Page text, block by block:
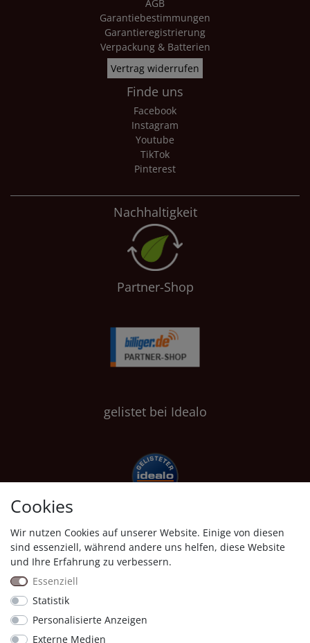
AGB
Garantiebestimmungen
Garantieregistrierung
Verpackung & Batterien
Vertrag widerrufen
Finde uns
Facebook
Instagram
Youtube
TikTok
Pinterest
Nachhaltigkeit
Partner-Shop
gelistet bei Idealo
Shopauskunft
Proven Expert
Cookies
Wir nutzen Cookies auf unserer Website. Einige von diesen
sind essenziell, während andere uns helfen, diese Website
und Ihre Erfahrung zu verbessern.
Essenziell
Statistik
Personalisierte Anzeigen
Externe Medien